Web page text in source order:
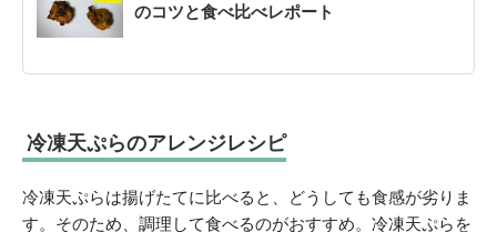
のコツと食べ比べレポート
冷凍天ぷらのアレンジレシピ
冷凍天ぷらは揚げたてに比べると、どうしても食感が劣りま
す。そのため、調理して食べるのがおすすめ。冷凍天ぷらを